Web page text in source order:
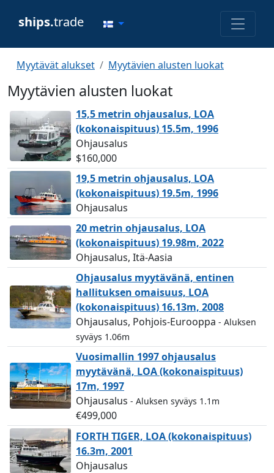
ships.trade
Myytävät alukset Myytävien alusten luokat
Myytävien alusten luokat
15,5 metrin ohjausalus, LOA
(kokonaispituus) 15.5m, 1996
Ohjausalus
$160,000
19,5 metrin ohjausalus, LOA
(kokonaispituus) 19.5m, 1996
Ohjausalus
20 metrin ohjausalus, LOA
(kokonaispituus) 19.98m, 2022
Ohjausalus, Itä-Aasia
Ohjausalus myytävänä, entinen
hallituksen omaisuus, LOA
(kokonaispituus) 16.13m, 2008
Ohjausalus, Pohjois-Eurooppa - Aluksen
syväys 1.06m
Vuosimallin 1997 ohjausalus
myytävänä, LOA (kokonaispituus)
17m, 1997
Ohjausalus - Aluksen syväys 1.1m
€499,000
FORTH TIGER, LOA (kokonaispituus)
16.3m, 2001
Ohjausalus